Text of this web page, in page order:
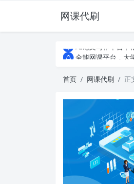
网课代刷
AI论文写作平台，
全能网课平台，大
全能网课平台，大
首页 网课代刷 正